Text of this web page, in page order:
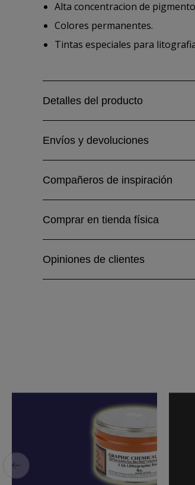
Alta concentracion de
Colores permanentes.
Tintas especiales para
Detalles del producto
Envíos y devoluciones
Compañeros de inspiración
Comprar en tienda física
Opiniones de clientes